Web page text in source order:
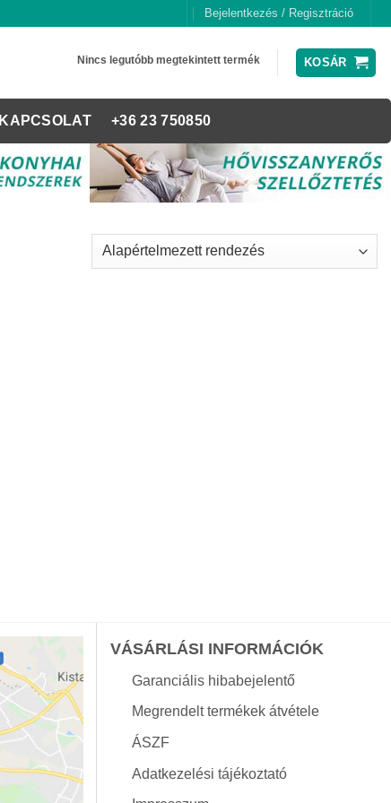
Bejelentkezés / Regisztráció
Nincs legutóbb megtekintett termék KOSÁR
KAPCSOLAT +36 23 750850
VÁSÁRLÁSI INFORMÁCIÓK
Garanciális hibabejelentő
Megrendelt termékek átvétele
ÁSZF
Adatkezelési tájékoztató